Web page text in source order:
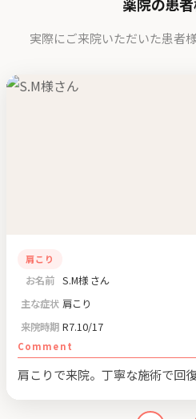
実際にご来院いただいた患者
肩こり
お名前 S.M様 さん
主な症状 肩こり
来院時期 R7.10/17
Comment
肩こりで来院。丁寧な施術で回